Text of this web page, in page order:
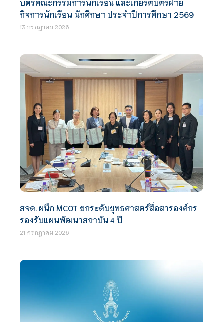
บัตรคณะกรรมการนักเรียน และเกียรติบัตรฝ่าย
กิจการนักเรียน นักศึกษา ประจำปีการศึกษา 2569
13 กรกฎาคม 2026
สจด. ผนึก MCOT ยกระดับยุทธศาสตร์สื่อสารองค์กร
รองรับแผนพัฒนาสถาบัน 4 ปี
21 กรกฎาคม 2026